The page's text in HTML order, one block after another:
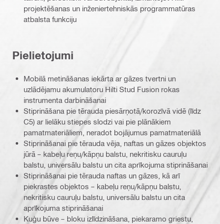
projektēšanas un inženiertehniskās programmatūras
atbalsta funkciju
Pielietojumi
Mobilā metināšanas iekārta ar gāzes tvertni un
uzlādējamu akumulatoru Hilti Stud Fusion rokas
instrumenta darbināšanai
Stiprināšana pie tērauda piesārņotā/korozīvā vidē (līdz
C5) ar lielāku stiepes slodzi vai pie plānākiem
pamatmateriāliem, neradot bojājumus pamatmateriālā
Stiprināšanai pie tērauda vēja, naftas un gāzes objektos
jūrā – kabeļu reņu/kāpņu balstu, nekritisku cauruļu
balstu, universālu balstu un cita aprīkojuma stiprināšanai
Stiprināšanai pie tērauda naftas un gāzes, kā arī
piekrastes objektos – kabeļu reņu/kāpņu balstu,
nekritisku cauruļu balstu, universālu balstu un cita
aprīkojuma stiprināšanai
Kuģu būve – bloku izlīdzināšana, piekaramo griestu,